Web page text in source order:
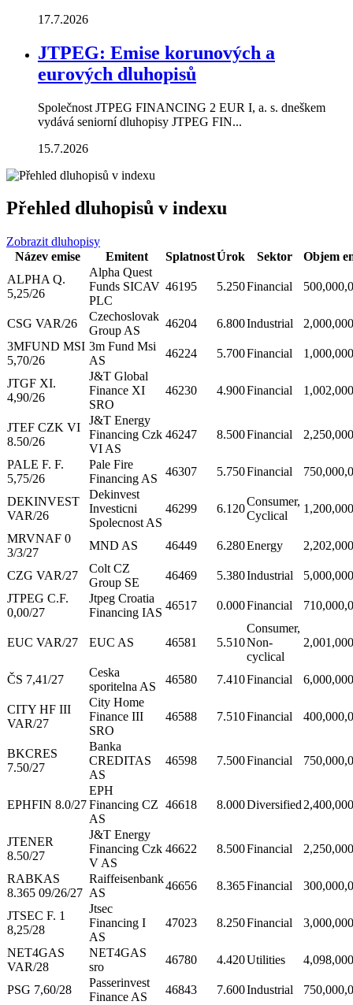
17.7.2026
JTPEG: Emise korunových a
eurových dluhopisů
Společnost JTPEG FINANCING 2 EUR I, a. s. dneškem
vydává seniorní dluhopisy JTPEG FIN...
15.7.2026
Přehled dluhopisů v indexu
Zobrazit dluhopisy
Název emise
Emitent SplatnostÚrok Sektor
Objem
ALPHA Q.
5,25/26
Alpha Quest
Funds SICAV
PLC
46195 5.250Financial
CSG VAR/26
Czechoslovak
Group AS
46204 6.800Industrial
3MFUND MSI
5,70/26
3m Fund Msi
AS
46224 5.700Financial
JTGF XI.
4,90/26
J&T Global
Finance XI
SRO
46230 4.900Financial
JTEF CZK VI
8.50/26
J&T Energy
Financing Czk
VI AS
46247 8.500Financial
PALE F. F.
5,75/26
Pale Fire
Financing AS
46307 5.750Financial
DEKINVEST
VAR/26
Dekinvest
Investicni
Spolecnost AS
46299 6.120
Consumer,
Cyclical
MRVNAF 0
3/3/27
MND AS 46449 6.280Energy
CZG VAR/27
Colt CZ
Group SE
46469 5.380Industrial
JTPEG C.F.
0,00/27
Jtpeg Croatia
Financing IAS
46517 0.000Financial
EUC VAR/27 EUC AS 46581 5.510
Consumer,
Non-
cyclical
ČS 7,41/27
Ceska
sporitelna AS
46580 7.410Financial
CITY HF III
VAR/27
City Home
Finance III
SRO
46588 7.510Financial
BKCRES
7.50/27
Banka
CREDITAS
AS
46598 7.500Financial
EPHFIN 8.0/27
EPH
Financing CZ
AS
46618 8.000Diversified
JTENER
8.50/27
J&T Energy
Financing Czk
V AS
46622 8.500Financial
RABKAS
8.365 09/26/27
Raiffeisenbank
AS
46656 8.365Financial
JTSEC F. 1
8,25/28
Jtsec
Financing I
AS
47023 8.250Financial
NET4GAS
VAR/28
NET4GAS
sro
46780 4.420Utilities
PSG 7,60/28
Passerinvest
Finance AS
46843 7.600Industrial